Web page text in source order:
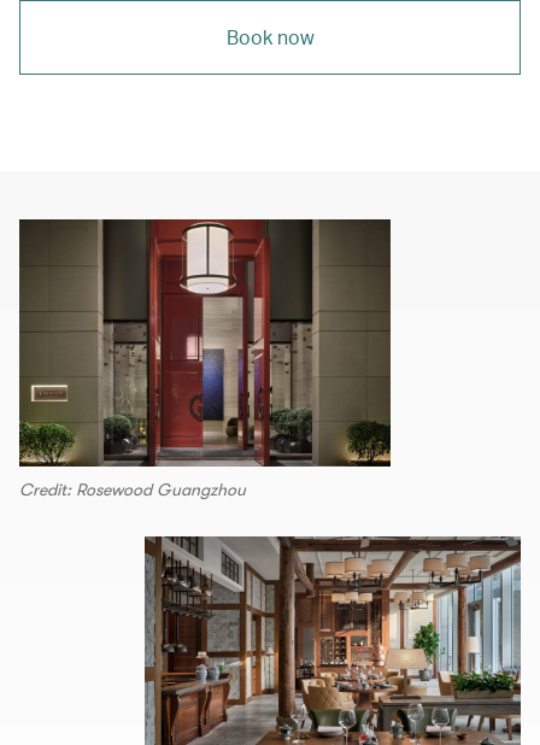
Book now
Credit: Rosewood Guangzhou